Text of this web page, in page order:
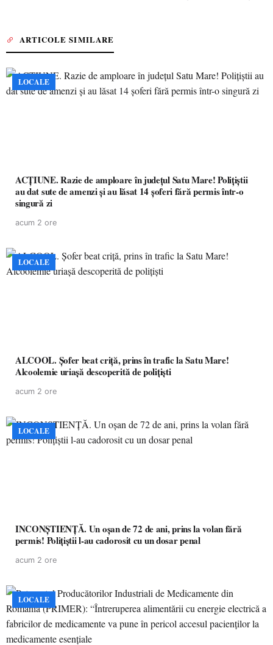
ARTICOLE SIMILARE
LOCALE
ACȚIUNE. Razie de amploare în județul Satu Mare! Polițiștii
au dat sute de amenzi și au lăsat 14 șoferi fără permis într-o
singură zi
acum 2 ore
LOCALE
ALCOOL. Șofer beat criță, prins în trafic la Satu Mare!
Alcoolemie uriașă descoperită de polițiști
acum 2 ore
LOCALE
INCONȘTIENȚĂ. Un oșan de 72 de ani, prins la volan fără
permis! Polițiștii l-au cadorosit cu un dosar penal
acum 2 ore
LOCALE